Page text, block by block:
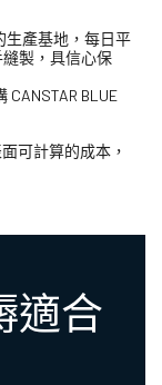
生產基地，每日平
製，具信心保
BLUE
可計算的成本，
適合